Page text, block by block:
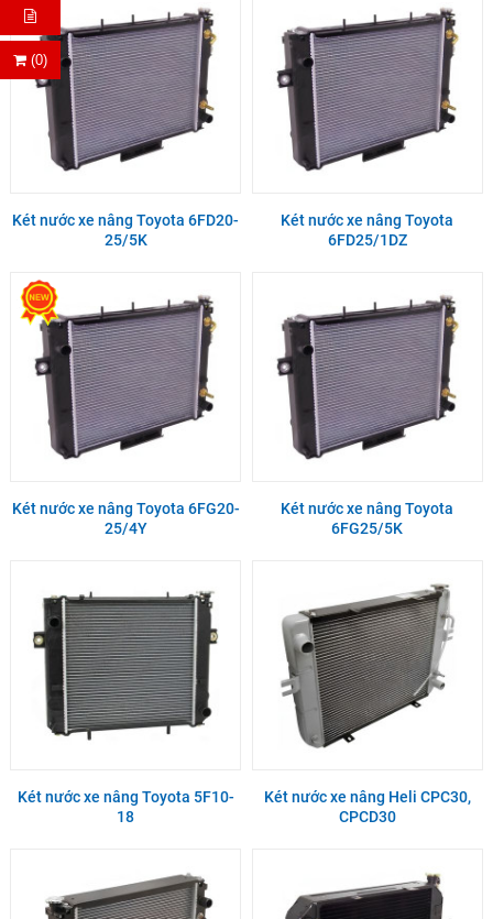
(0)
Két nước xe nâng Toyota 6FD20-
25/5K
Két nước xe nâng Toyota
6FD25/1DZ
Két nước xe nâng Toyota 6FG20-
25/4Y
Két nước xe nâng Toyota
6FG25/5K
Két nước xe nâng Toyota 5F10-
18
Két nước xe nâng Heli CPC30,
CPCD30